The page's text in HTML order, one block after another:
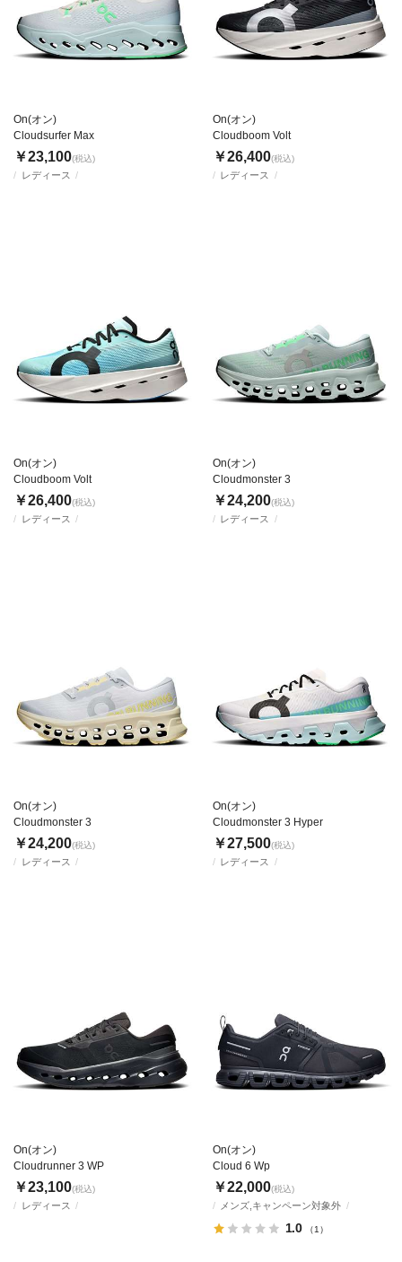
レディース
On(オン)
Cloudsurfer Max
￥23,100(税込)
レディース
On(オン)
Cloudboom Volt
￥26,400(税込)
レディース
On(オン)
Cloudboom Volt
￥26,400(税込)
レディース
On(オン)
Cloudmonster 3
￥24,200(税込)
レディース
On(オン)
Cloudmonster 3
￥24,200(税込)
レディース
On(オン)
Cloudmonster 3 Hyper
￥27,500(税込)
レディース
On(オン)
Cloudrunner 3 WP
￥23,100(税込)
メンズ,キャンペーン対象外
1.0 （1）
On(オン)
Cloud 6 Wp
￥22,000(税込)